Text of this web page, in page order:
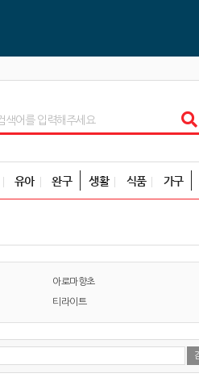
유아 완구 생활 식품 가구
아로마향초
티라이트